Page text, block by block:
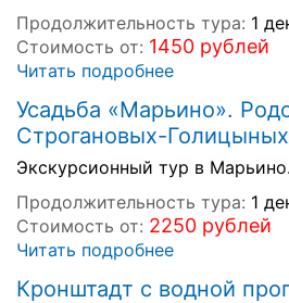
Продолжительность тура: 1
Стоимость от: 1450 рублей
Читать подробнее
Усадьба «Марьино».
Строгановых-Голицыных
Экскурсионный тур в Марьино.
Продолжительность тура: 1
Стоимость от: 2250 рублей
Читать подробнее
Кронштадт с водной